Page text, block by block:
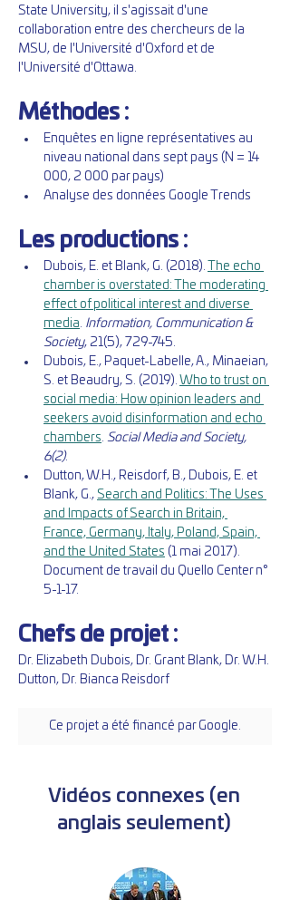
State University, il s'agissait d'une
collaboration entre des chercheurs de la
MSU, de l'Université d'Oxford et de
l'Université d'Ottawa.
Méthodes :
Enquêtes en ligne représentatives au
niveau national dans sept pays (N = 14
000, 2 000 par pays)
Analyse des données Google Trends
Les productions :
Dubois, E. et Blank, G. (2018).
The echo
chamber is overstated: The moderating
effect of political interest and diverse
media. Information, Communication &
Society, 21(5), 729-745.
Dubois, E., Paquet-Labelle, A., Minaeian,
S. et Beaudry, S. (2019). Who to trust on
social media: How opinion leaders and
seekers avoid disinformation and echo
chambers. Social Media and Society,
6(2).
Dutton, W.H., Reisdorf, B., Dubois, E. et
Blank, G., Search and Politics: The Uses
and Impacts of Search in Britain,
France, Germany, Italy, Poland, Spain,
and the United States (1 mai 2017).
Document de travail du Quello Center n°
5-1-17.
Chefs de projet :
Dr. Elizabeth Dubois, Dr. Grant Blank, Dr. W.H.
Dutton, Dr. Bianca Reisdorf
Ce projet a été financé par Google.
Vidéos connexes (en
anglais seulement)